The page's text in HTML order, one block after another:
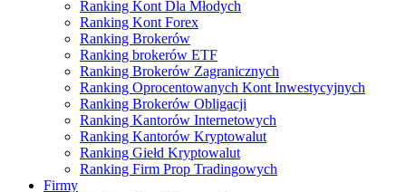
Ranking Kont Dla Młodych
Ranking Kont Forex
Ranking Brokerów
Ranking brokerów ETF
Ranking Brokerów Zagranicznych
Ranking Oprocentowanych Kont Inwestycyjnych
Ranking Brokerów Obligacji
Ranking Kantorów Internetowych
Ranking Kantorów Kryptowalut
Ranking Giełd Kryptowalut
Ranking Firm Prop Tradingowych
Firmy